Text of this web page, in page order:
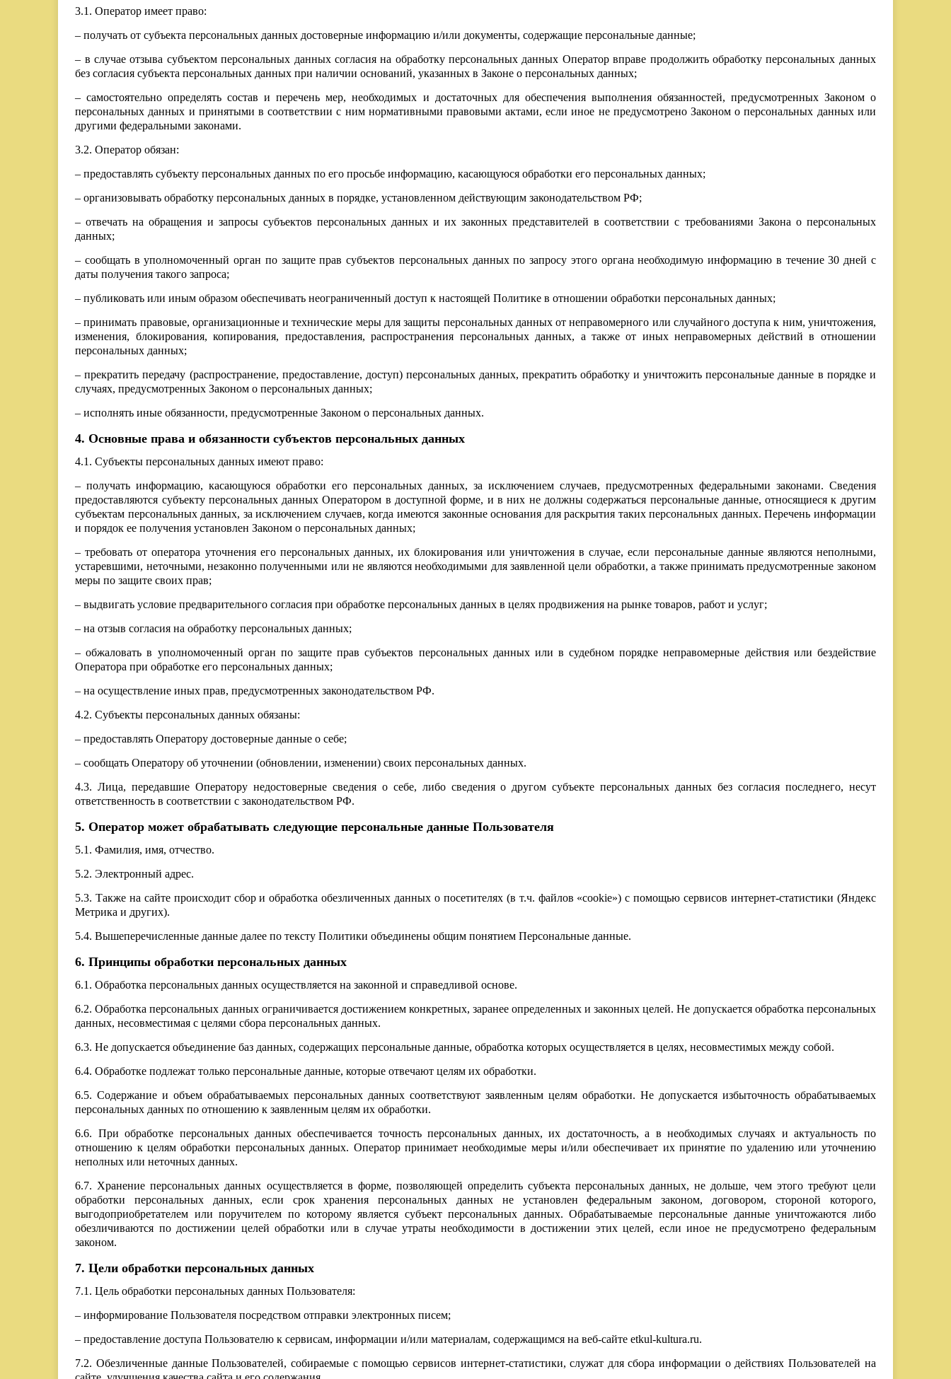
3.1. Оператор имеет право:
– получать от субъекта персональных данных достоверные информацию и/или документы, содержащие персональные данные;
– в случае отзыва субъектом персональных данных согласия на обработку персональных данных Оператор вправе продолжить обработку персональных данных
без согласия субъекта персональных данных при наличии оснований, указанных в Законе о персональных данных;
– самостоятельно определять состав и перечень мер, необходимых и достаточных для обеспечения выполнения обязанностей, предусмотренных Законом о
персональных данных и принятыми в соответствии с ним нормативными правовыми актами, если иное не предусмотрено Законом о персональных данных или
другими федеральными законами.
3.2. Оператор обязан:
– предоставлять субъекту персональных данных по его просьбе информацию, касающуюся обработки его персональных данных;
– организовывать обработку персональных данных в порядке, установленном действующим законодательством РФ;
– отвечать на обращения и запросы субъектов персональных данных и их законных представителей в соответствии с требованиями Закона о персональных
данных;
– сообщать в уполномоченный орган по защите прав субъектов персональных данных по запросу этого органа необходимую информацию в течение 30 дней с
даты получения такого запроса;
– публиковать или иным образом обеспечивать неограниченный доступ к настоящей Политике в отношении обработки персональных данных;
– принимать правовые, организационные и технические меры для защиты персональных данных от неправомерного или случайного доступа к ним, уничтожения,
изменения, блокирования, копирования, предоставления, распространения персональных данных, а также от иных неправомерных действий в отношении
персональных данных;
– прекратить передачу (распространение, предоставление, доступ) персональных данных, прекратить обработку и уничтожить персональные данные в порядке и
случаях, предусмотренных Законом о персональных данных;
– исполнять иные обязанности, предусмотренные Законом о персональных данных.
4. Основные права и обязанности субъектов персональных данных
4.1. Субъекты персональных данных имеют право:
– получать информацию, касающуюся обработки его персональных данных, за исключением случаев, предусмотренных федеральными законами. Сведения
предоставляются субъекту персональных данных Оператором в доступной форме, и в них не должны содержаться персональные данные, относящиеся к другим
субъектам персональных данных, за исключением случаев, когда имеются законные основания для раскрытия таких персональных данных. Перечень информации
и порядок ее получения установлен Законом о персональных данных;
– требовать от оператора уточнения его персональных данных, их блокирования или уничтожения в случае, если персональные данные являются неполными,
устаревшими, неточными, незаконно полученными или не являются необходимыми для заявленной цели обработки, а также принимать предусмотренные законом
меры по защите своих прав;
– выдвигать условие предварительного согласия при обработке персональных данных в целях продвижения на рынке товаров, работ и услуг;
– на отзыв согласия на обработку персональных данных;
– обжаловать в уполномоченный орган по защите прав субъектов персональных данных или в судебном порядке неправомерные действия или бездействие
Оператора при обработке его персональных данных;
– на осуществление иных прав, предусмотренных законодательством РФ.
4.2. Субъекты персональных данных обязаны:
– предоставлять Оператору достоверные данные о себе;
– сообщать Оператору об уточнении (обновлении, изменении) своих персональных данных.
4.3. Лица, передавшие Оператору недостоверные сведения о себе, либо сведения о другом субъекте персональных данных без согласия последнего, несут
ответственность в соответствии с законодательством РФ.
5. Оператор может обрабатывать следующие персональные данные Пользователя
5.1. Фамилия, имя, отчество.
5.2. Электронный адрес.
5.3. Также на сайте происходит сбор и обработка обезличенных данных о посетителях (в т.ч. файлов «cookie») с помощью сервисов интернет-статистики (Яндекс
Метрика и других).
5.4. Вышеперечисленные данные далее по тексту Политики объединены общим понятием Персональные данные.
6. Принципы обработки персональных данных
6.1. Обработка персональных данных осуществляется на законной и справедливой основе.
6.2. Обработка персональных данных ограничивается достижением конкретных, заранее определенных и законных целей. Не допускается обработка персональных
данных, несовместимая с целями сбора персональных данных.
6.3. Не допускается объединение баз данных, содержащих персональные данные, обработка которых осуществляется в целях, несовместимых между собой.
6.4. Обработке подлежат только персональные данные, которые отвечают целям их обработки.
6.5. Содержание и объем обрабатываемых персональных данных соответствуют заявленным целям обработки. Не допускается избыточность обрабатываемых
персональных данных по отношению к заявленным целям их обработки.
6.6. При обработке персональных данных обеспечивается точность персональных данных, их достаточность, а в необходимых случаях и актуальность по
отношению к целям обработки персональных данных. Оператор принимает необходимые меры и/или обеспечивает их принятие по удалению или уточнению
неполных или неточных данных.
6.7. Хранение персональных данных осуществляется в форме, позволяющей определить субъекта персональных данных, не дольше, чем этого требуют цели
обработки персональных данных, если срок хранения персональных данных не установлен федеральным законом, договором, стороной которого,
выгодоприобретателем или поручителем по которому является субъект персональных данных. Обрабатываемые персональные данные уничтожаются либо
обезличиваются по достижении целей обработки или в случае утраты необходимости в достижении этих целей, если иное не предусмотрено федеральным
законом.
7. Цели обработки персональных данных
7.1. Цель обработки персональных данных Пользователя:
– информирование Пользователя посредством отправки электронных писем;
– предоставление доступа Пользователю к сервисам, информации и/или материалам, содержащимся на веб-сайте etkul-kultura.ru.
7.2. Обезличенные данные Пользователей, собираемые с помощью сервисов интернет-статистики, служат для сбора информации о действиях Пользователей на